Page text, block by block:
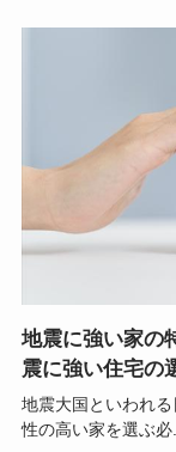
地震に強い家の
震に強い住宅の
地震大国といわれ
性の高い家を選ぶ必...